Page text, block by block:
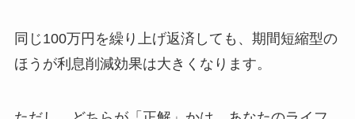
同じ100万円を繰り上げ返済しても、期間短縮型の
ほうが利息削減効果は大きくなります。